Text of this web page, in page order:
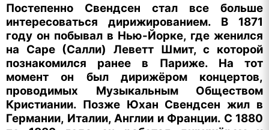
Постепенно Свендсен стал все больше
интересоваться дирижированием. В 1871
году он побывал в Нью-Йорке, где женился
на Саре (Салли) Леветт Шмит, с которой
познакомился ранее в Париже. На тот
момент он был дирижёром концертов,
проводимых Музыкальным Обществом
Кристиании. Позже Юхан Свендсен жил в
Германии, Италии, Англии и Франции. С 1880